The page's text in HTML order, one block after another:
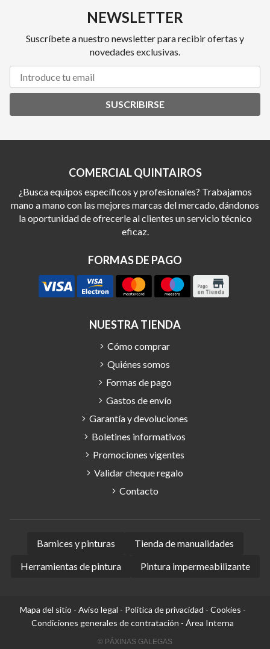
NEWSLETTER
Suscríbete a nuestro newsletter para recibir ofertas y
novedades exclusivas.
SUSCRIBIRSE
COMERCIAL QUINTAIROS
¿Busca equipos específicos y profesionales? Trabajamos
mano a mano con las mejores marcas del mercado, dándonos
la oportunidad de ofrecerle al clientes un servicio técnico
eficaz.
FORMAS DE PAGO
NUESTRA TIENDA
Cómo comprar
Quiénes somos
Formas de pago
Gastos de envío
Garantía y devoluciones
Boletines informativos
Promociones vigentes
Validar cheque regalo
Contacto
Barnices y pinturas
Tienda de manualidades
Herramientas de pintura
Pintura impermeabilizante
Mapa del sitio - Aviso legal - Política de privacidad - Cookies -
Condiciones generales de contratación - Área Interna
© PÁXINAS GALEGAS